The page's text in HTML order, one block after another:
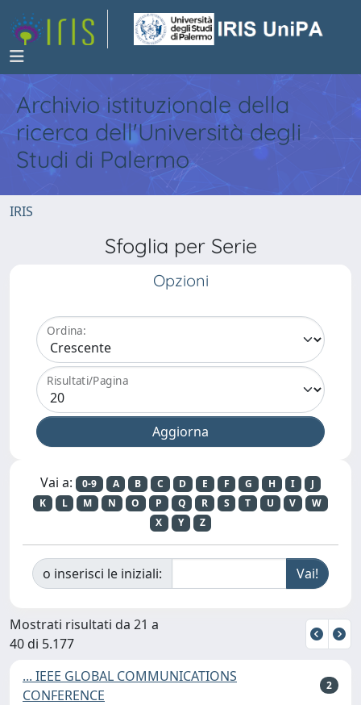
Archivio istituzionale della
ricerca dell'Università degli
Studi di Palermo
IRIS
Sfoglia per Serie
Opzioni
Ordina:
Risultati/Pagina
Vai a: 0-9 A B C D E F G H I
J
K
L M N O P Q R S T U V
W
X
Y Z
o inserisci le iniziali:
Mostrati risultati da 21 a
40 di 5.177
... IEEE GLOBAL COMMUNICATIONS
CONFERENCE
2